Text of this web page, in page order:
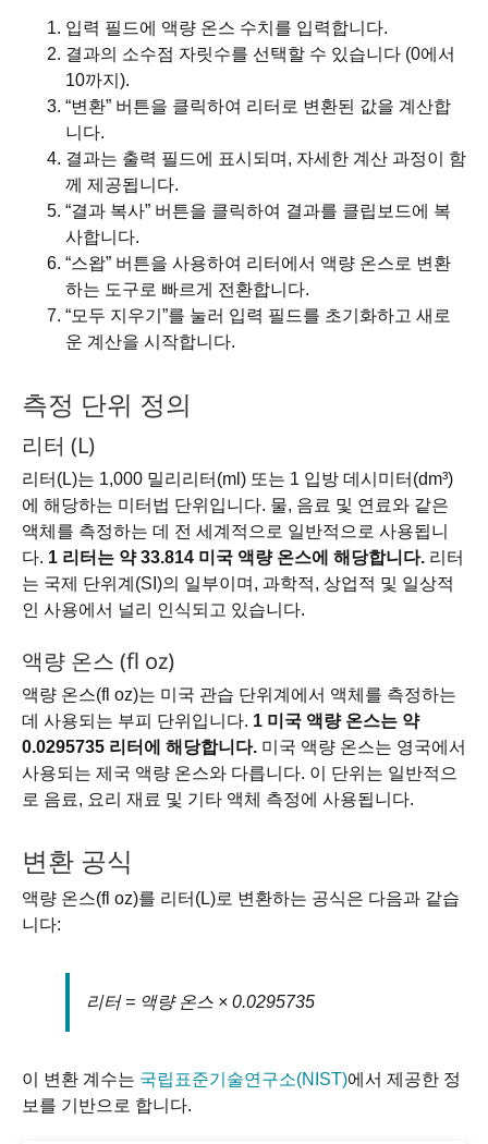
입력 필드에 액량 온스 수치를 입력합니다.
결과의 소수점 자릿수를 선택할 수 있습니다 (0에서
10까지).
“변환” 버튼을 클릭하여 리터로 변환된 값을 계산합
니다.
결과는 출력 필드에 표시되며, 자세한 계산 과정이 함
께 제공됩니다.
“결과 복사” 버튼을 클릭하여 결과를 클립보드에 복
사합니다.
“스왑” 버튼을 사용하여 리터에서 액량 온스로 변환
하는 도구로 빠르게 전환합니다.
“모두 지우기”를 눌러 입력 필드를 초기화하고 새로
운 계산을 시작합니다.
측정 단위 정의
리터 (L)
리터(L)는 1,000 밀리리터(ml) 또는 1 입방 데시미터(dm³)
에 해당하는 미터법 단위입니다. 물, 음료 및 연료와 같은
액체를 측정하는 데 전 세계적으로 일반적으로 사용됩니
다. 1 리터는 약 33.814 미국 액량 온스에 해당합니다. 리터
는 국제 단위계(SI)의 일부이며, 과학적, 상업적 및 일상적
인 사용에서 널리 인식되고 있습니다.
액량 온스 (fl oz)
액량 온스(fl oz)는 미국 관습 단위계에서 액체를 측정하는
데 사용되는 부피 단위입니다. 1 미국 액량 온스는 약
0.0295735 리터에 해당합니다. 미국 액량 온스는 영국에서
사용되는 제국 액량 온스와 다릅니다. 이 단위는 일반적으
로 음료, 요리 재료 및 기타 액체 측정에 사용됩니다.
변환 공식
액량 온스(fl oz)를 리터(L)로 변환하는 공식은 다음과 같습
니다:
리터 = 액량 온스 × 0.0295735
이 변환 계수는 국립표준기술연구소(NIST)에서 제공한 정
보를 기반으로 합니다.